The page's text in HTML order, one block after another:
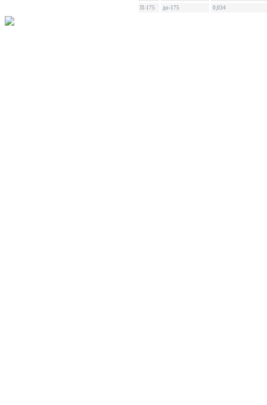
П-175
до-175 0,034